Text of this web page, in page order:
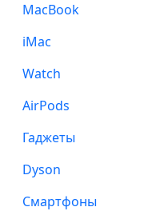
MacBook
iMac
Watch
AirPods
Гаджеты
Dyson
Смартфоны